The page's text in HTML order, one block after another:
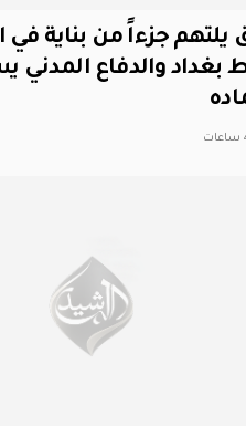
يلتهم جزءاً من بناية في
والدفاع المدني